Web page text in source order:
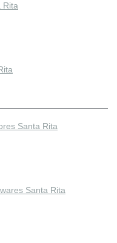
Rita
Santa Rita
Santa Rita